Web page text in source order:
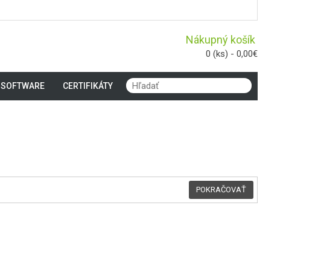
Nákupný košík
0 (ks) - 0,00€
SOFTWARE CERTIFIKÁTY
POKRAČOVAŤ